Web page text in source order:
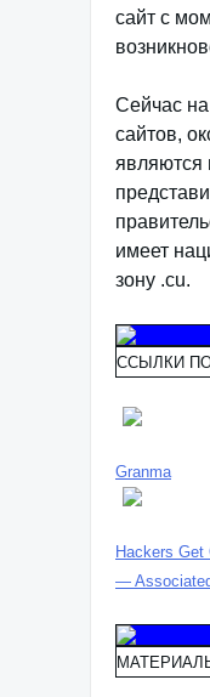
сайт с
Сейчас
сайтов,
являются
имеет
зону .cu.
ССЫЛКИ
Granma
Hackers Get
—